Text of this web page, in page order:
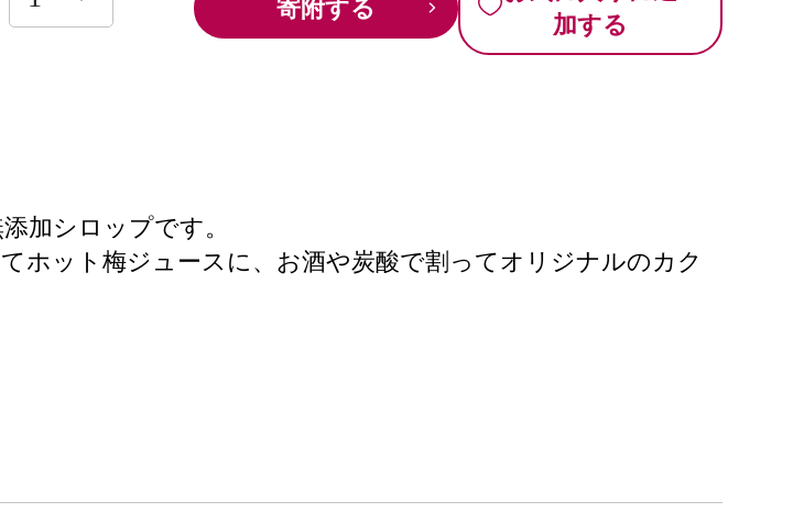
寄附する
加する
加シロップです。
ホット梅ジュースに、お酒や炭酸で割ってオリジナルのカク